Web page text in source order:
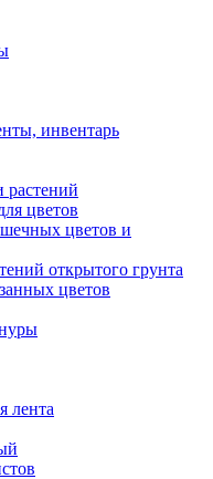
инвентарь
растений
цветов
цветов и
открытого грунта
цветов
лента